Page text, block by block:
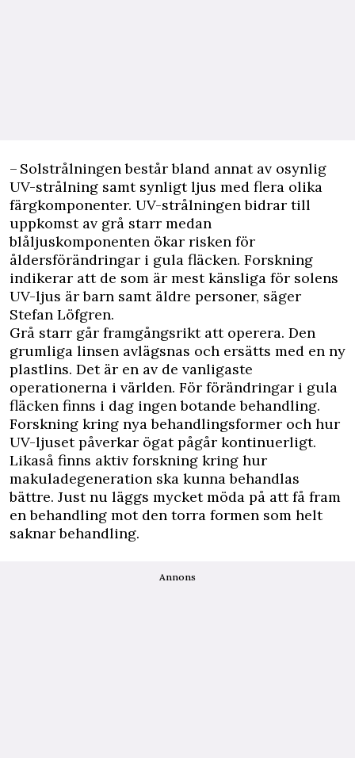
– Solstrålningen består bland annat av osynlig
UV-strålning samt synligt ljus med flera olika
färgkomponenter. UV-strålningen bidrar till
uppkomst av grå starr medan
blåljuskomponenten ökar risken för
åldersförändringar i gula fläcken. Forskning
indikerar att de som är mest känsliga för solens
UV-ljus är barn samt äldre personer, säger
Stefan Löfgren.
Grå starr går framgångsrikt att operera. Den
grumliga linsen avlägsnas och ersätts med en ny
plastlins. Det är en av de vanligaste
operationerna i världen. För förändringar i gula
fläcken finns i dag ingen botande behandling.
Forskning kring nya behandlingsformer och hur
UV-ljuset påverkar ögat pågår kontinuerligt.
Likaså finns aktiv forskning kring hur
makuladegeneration ska kunna behandlas
bättre. Just nu läggs mycket möda på att få fram
en behandling mot den torra formen som helt
saknar behandling.
Annons